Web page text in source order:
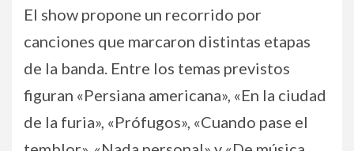
El show propone un recorrido por
canciones que marcaron distintas etapas
de la banda. Entre los temas previstos
figuran «Persiana americana», «En la ciudad
de la furia», «Prófugos», «Cuando pase el